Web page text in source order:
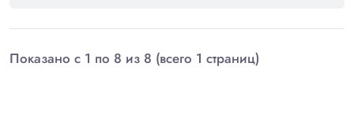
Показано с 1 по 8 из 8 (всего 1 страниц)